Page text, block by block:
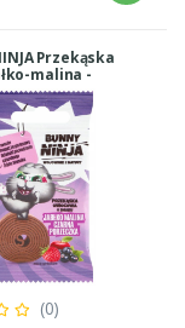
Przekąska
malina -
15g
(0)